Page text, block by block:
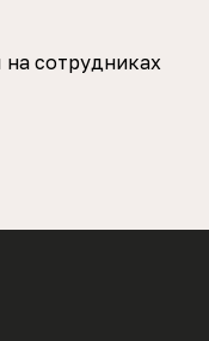
сотрудниках